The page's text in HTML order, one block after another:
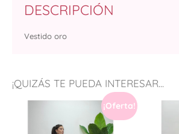
¡QUIZÁS TE PUEDA INTERESAR...
¡Oferta!
DESCRIPCIÓN
Vestido oro